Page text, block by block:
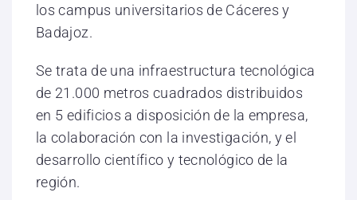
los campus universitarios de Cáceres y
Badajoz.
Se trata de una infraestructura tecnológica
de 21.000 metros cuadrados distribuidos
en 5 edificios a disposición de la empresa,
la colaboración con la investigación, y el
desarrollo científico y tecnológico de la
región.